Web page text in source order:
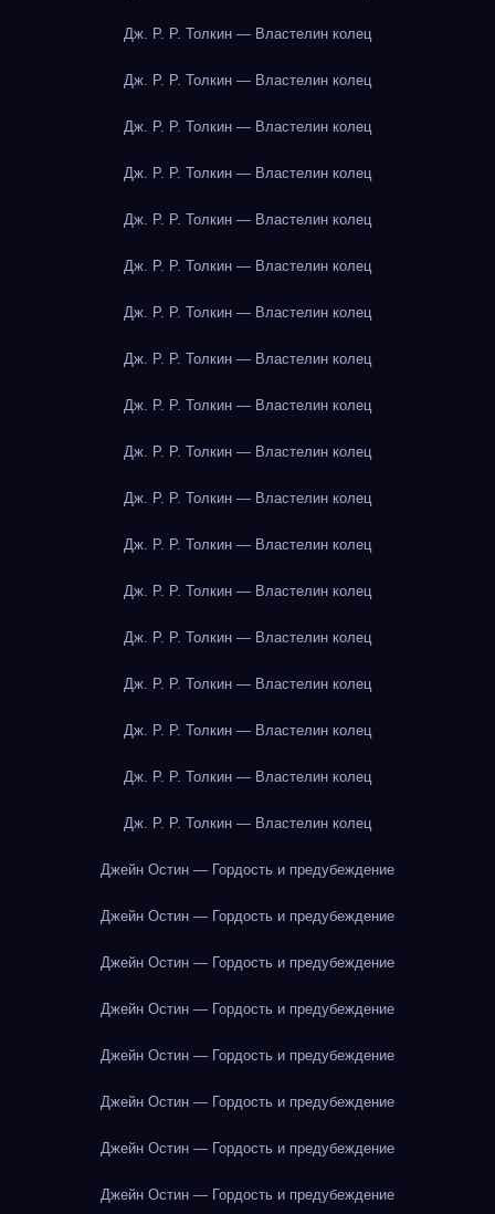
Дж. Р. Р. Толкин — Властелин колец
Дж. Р. Р. Толкин — Властелин колец
Дж. Р. Р. Толкин — Властелин колец
Дж. Р. Р. Толкин — Властелин колец
Дж. Р. Р. Толкин — Властелин колец
Дж. Р. Р. Толкин — Властелин колец
Дж. Р. Р. Толкин — Властелин колец
Дж. Р. Р. Толкин — Властелин колец
Дж. Р. Р. Толкин — Властелин колец
Дж. Р. Р. Толкин — Властелин колец
Дж. Р. Р. Толкин — Властелин колец
Дж. Р. Р. Толкин — Властелин колец
Дж. Р. Р. Толкин — Властелин колец
Дж. Р. Р. Толкин — Властелин колец
Дж. Р. Р. Толкин — Властелин колец
Дж. Р. Р. Толкин — Властелин колец
Дж. Р. Р. Толкин — Властелин колец
Дж. Р. Р. Толкин — Властелин колец
Джейн Остин — Гордость и предубеждение
Джейн Остин — Гордость и предубеждение
Джейн Остин — Гордость и предубеждение
Джейн Остин — Гордость и предубеждение
Джейн Остин — Гордость и предубеждение
Джейн Остин — Гордость и предубеждение
Джейн Остин — Гордость и предубеждение
Джейн Остин — Гордость и предубеждение